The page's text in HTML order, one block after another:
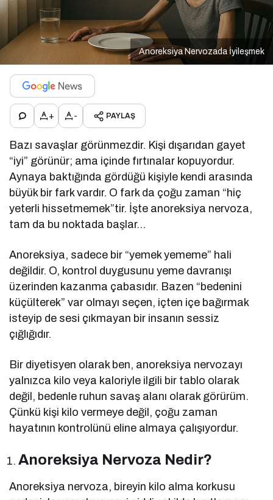
Anoreksiya Nervozada İyileşmek
+ - PAYLAŞ
Bazı savaşlar görünmezdir. Kişi dışarıdan gayet
“iyi” görünür; ama içinde fırtınalar kopuyordur.
Aynaya baktığında gördüğü kişiyle kendi arasında
büyük bir fark vardır. O fark da çoğu zaman “hiç
yeterli hissetmemek”tir. İşte anoreksiya nervoza,
tam da bu noktada başlar…
Anoreksiya, sadece bir “yemek yememe” hali
değildir. O, kontrol duygusunu yeme davranışı
üzerinden kazanma çabasıdır. Bazen “bedenini
küçülterek” var olmayı seçen, içten içe bağırmak
isteyip de sesi çıkmayan bir insanın sessiz
çığlığıdır.
Bir diyetisyen olarak ben, anoreksiya nervozayı
yalnızca kilo veya kaloriyle ilgili bir tablo olarak
değil, bedenle ruhun savaş alanı olarak görürüm.
Çünkü kişi kilo vermeye değil, çoğu zaman
hayatının kontrolünü eline almaya çalışıyordur.
Anoreksiya Nervoza Nedir?
Anoreksiya nervoza, bireyin kilo alma korkusu